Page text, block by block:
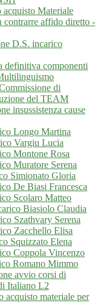
Materiale
contrarre affido diretto -
D.S. incarico
definitiva componenti
di
del TEAM
insussistenza cause
Longo Martina
Vargiu Lucia
Montone Rosa
Muratore Serena
Simionato Gloria
De Biasi Francesca
Scolaro Matteo
Biasiolo Claudia
Szathvary Serena
Zacchello Elisa
Squizzato Elena
Coppola Vincenzo
Romano Mimmo
avvio corsi di
Italiano L2
materiale per